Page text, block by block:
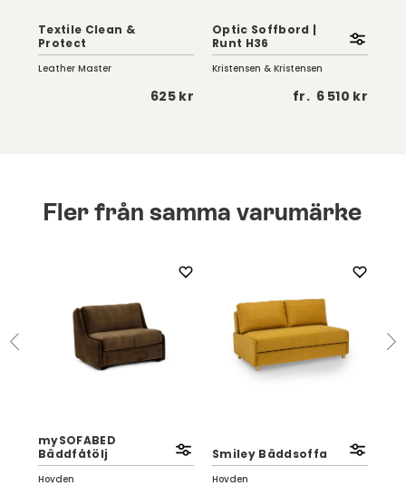
Textile Clean &
Protect
Leather Master
625 kr
Optic Soffbord |
Runt H36
Kristensen & Kristensen
fr. 6 510 kr
Fler från samma varumärke
mySOFABED
Bäddfåtölj
Hovden
Smiley Bäddsoffa
Hovden